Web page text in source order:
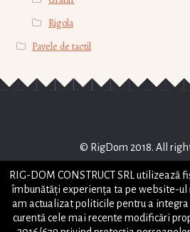
Rigola
Pavele de tactil
© RigDom 2018. All
STRADA HORIA , NR 2, PIATRA
RIG-DOM CONSTRUCT SRL utilizează
îmbunătăți experiența ta pe website-ul
am actualizat politicile pentru a
curentă cele mai recente modificări